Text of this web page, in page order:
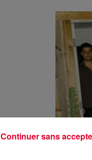
Continuer sans